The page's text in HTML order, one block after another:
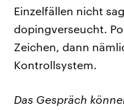
Einzelfällen nicht
dopingverseucht.
Zeichen, dann
Kontrollsystem.
Das Gespräch